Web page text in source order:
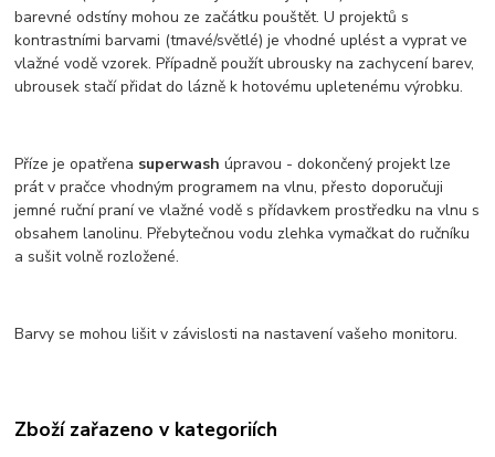
barevné odstíny mohou ze začátku pouštět. U projektů s
kontrastními barvami (tmavé/světlé) je vhodné uplést a vyprat ve
vlažné vodě vzorek. Případně použít ubrousky na zachycení barev,
ubrousek stačí přidat do lázně k hotovému upletenému výrobku.
Příze je opatřena superwash úpravou - dokončený projekt lze
prát v pračce vhodným programem na vlnu, přesto doporučuji
jemné ruční praní ve vlažné vodě s přídavkem prostředku na vlnu s
obsahem lanolinu. Přebytečnou vodu zlehka vymačkat do ručníku
a sušit volně rozložené.
Barvy se mohou lišit v závislosti na nastavení vašeho monitoru.
Zboží zařazeno v kategoriích